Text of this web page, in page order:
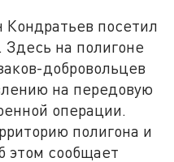
посетил
на полигоне
добровольцев
на передовую
операции.
полигона и
этом сообщает